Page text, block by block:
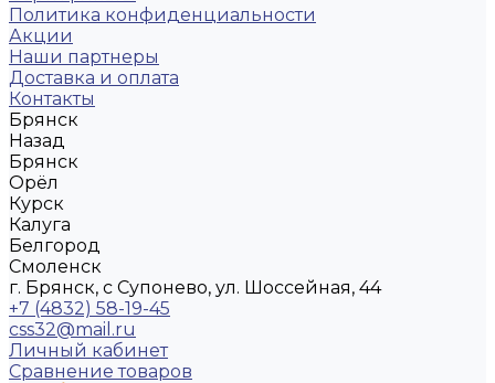
Политика конфиденциальности
Акции
Наши партнеры
Доставка и оплата
Контакты
Брянск
Назад
Брянск
Орёл
Курск
Калуга
Белгород
Смоленск
г. Брянск, с Супонево, ул. Шоссейная, 44
+7 (4832) 58-19-45
css32@mail.ru
Личный кабинет
Сравнение товаров